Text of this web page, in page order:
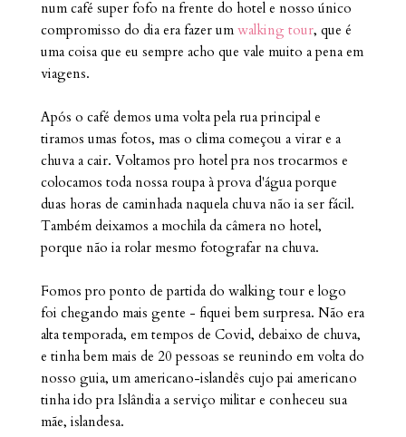
num café super fofo na frente do hotel e nosso único
compromisso do dia era fazer um walking tour, que é
uma coisa que eu sempre acho que vale muito a pena em
viagens.
Após o café demos uma volta pela rua principal e
tiramos umas fotos, mas o clima começou a virar e a
chuva a cair. Voltamos pro hotel pra nos trocarmos e
colocamos toda nossa roupa à prova d'água porque
duas horas de caminhada naquela chuva não ia ser fácil.
Também deixamos a mochila da câmera no hotel,
porque não ia rolar mesmo fotografar na chuva.
Fomos pro ponto de partida do walking tour e logo
foi chegando mais gente - fiquei bem surpresa. Não era
alta temporada, em tempos de Covid, debaixo de chuva,
e tinha bem mais de 20 pessoas se reunindo em volta do
nosso guia, um americano-islandês cujo pai americano
tinha ido pra Islândia a serviço militar e conheceu sua
mãe, islandesa.